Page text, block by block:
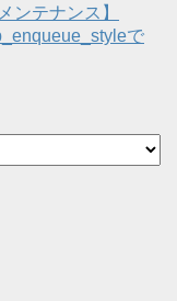
ンテナンス】
で